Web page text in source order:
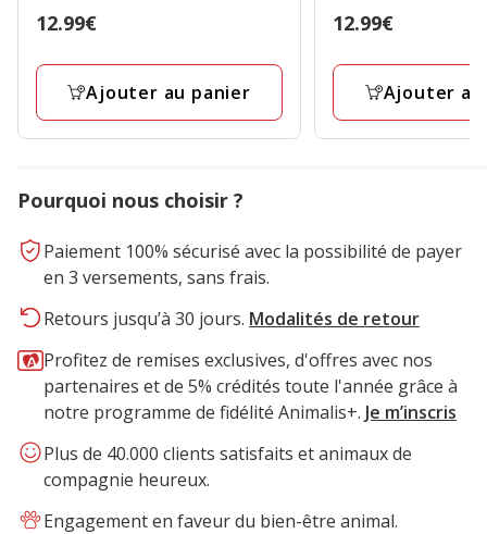
Prix
12.99€
Ajouter au panier
Prix
12.99€
Ajouter
Pourquoi nous choisir ?
Paiement 100% sécurisé avec la possibilité de payer
en 3 versements, sans frais.
Retours jusqu’à 30 jours. Modalités de retour
Profitez de remises exclusives, d'offres avec nos
partenaires et de 5% crédités toute l'année grâce à
notre programme de fidélité Animalis+. Je m’inscris
Plus de 40.000 clients satisfaits et animaux de
compagnie heureux.
Engagement en faveur du bien-être animal.